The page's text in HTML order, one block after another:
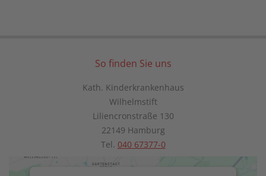
So finden Sie uns
Kath. Kinderkrankenhaus
Wilhelmstift
Liliencronstraße 130
22149 Hamburg
Tel. 040 67377-0